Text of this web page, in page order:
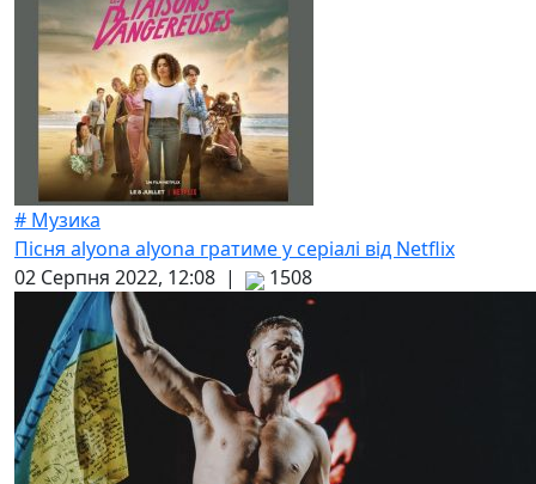
# Музика
Пісня alyona alyona гратиме у серіалі від Netflix
02 Серпня 2022, 12:08 |
1508